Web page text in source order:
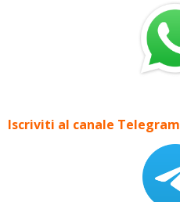
Iscriviti al canale Telegram